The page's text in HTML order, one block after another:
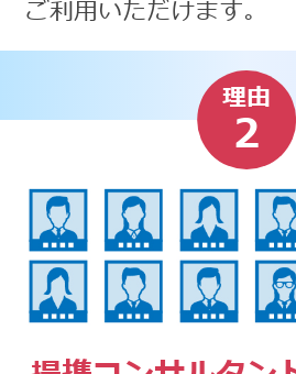
ご利用いただけます。
理由
2